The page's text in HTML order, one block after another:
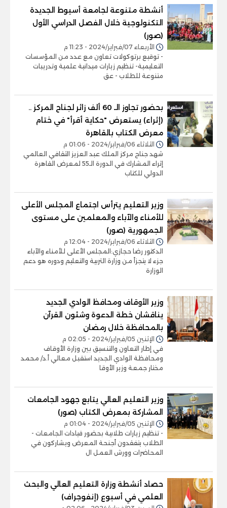
أنشطة متنوعة لجامعة أسيوط الجديدة
التكنولوجية خلال الفصل الدراسي الأول
(صور)
الأربعاء 07/فبراير/2024 - 11:23 م
- توقيع برتوكولات تعاون مع عدد من المؤسسات
التعليمية- تنظيم زيارات ميدانية علمية وتدريبات
متنوعة للطلاب - عق
بحضور تجاوز الـ 60 ألف زائر لجناح المركز ..
(إثراء) يستعرض "حكاية أقرأ" في ختام
معرض الكتاب بالقاهرة
الثلاثاء 06/فبراير/2024 - 01:06 م
شهد جناح مركز الملك عبد العزيز الثقافي العالمي
إثراء المشارك في الدورة الـ55 لمعرض القاهرة
الدولي للكتاب
وزير التعليم يترأس اجتماع المجلس الأعلى
للأمناء والآباء والمعلمين على مستوى
الجمهورية (صور)
الثلاثاء 06/فبراير/2024 - 12:04 م
الدكتور رضا حجازي:المجلس الأعلى للأمناء والآباء
جزء لا يتجزأ من وزارة التربية والتعليم ودوره هو دعم
الوزارة
وزير الأوقاف ومحافظ الوادي الجديد
يناقشان خطة الدعوة وشئون القرآن
بالمحافظة خلال رمضان
الإثنين 05/فبراير/2024 - 02:05 م
في إطار التعاون والتنسيق بين وزارة الأوقاف
ومحافظة الوادي الجديد استقبل معالي أ.د/ محمد
مختار جمعة وزير الأوقا
وزير التعليم العالي يتابع جهود الجامعات
المشاركة بمعرض الكتاب (صور)
الإثنين 05/فبراير/2024 - 01:04 م
- تنظيم زيارات طلابية بحضور قيادات الجامعات -
الطلاب يتفقدون أجنحة المعرض ويشاركون في
المحاضرات وورش العمل ال
حصاد أنشطة وزارة التعليم العالي والبحث
العلمي في أسبوع (إنفوجراف)